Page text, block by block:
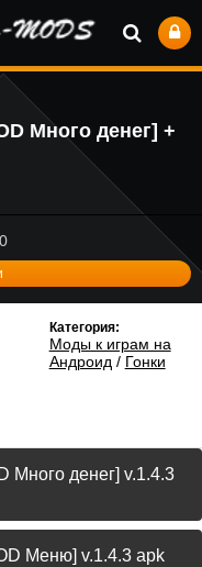
Много денег] +
Категория:
Моды к играм на
Андроид / Гонки
Много денег] v.1.4.3
Меню] v.1.4.3 apk